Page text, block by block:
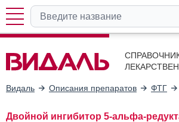
Видаль Описания препаратов ФТГ
Двойной ингибитор 5-альфа-